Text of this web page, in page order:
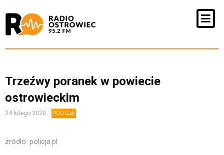
Trzeźwy poranek w powiecie
ostrowieckim
24 lutego 2020 POLICJA
żródło: policja.pl